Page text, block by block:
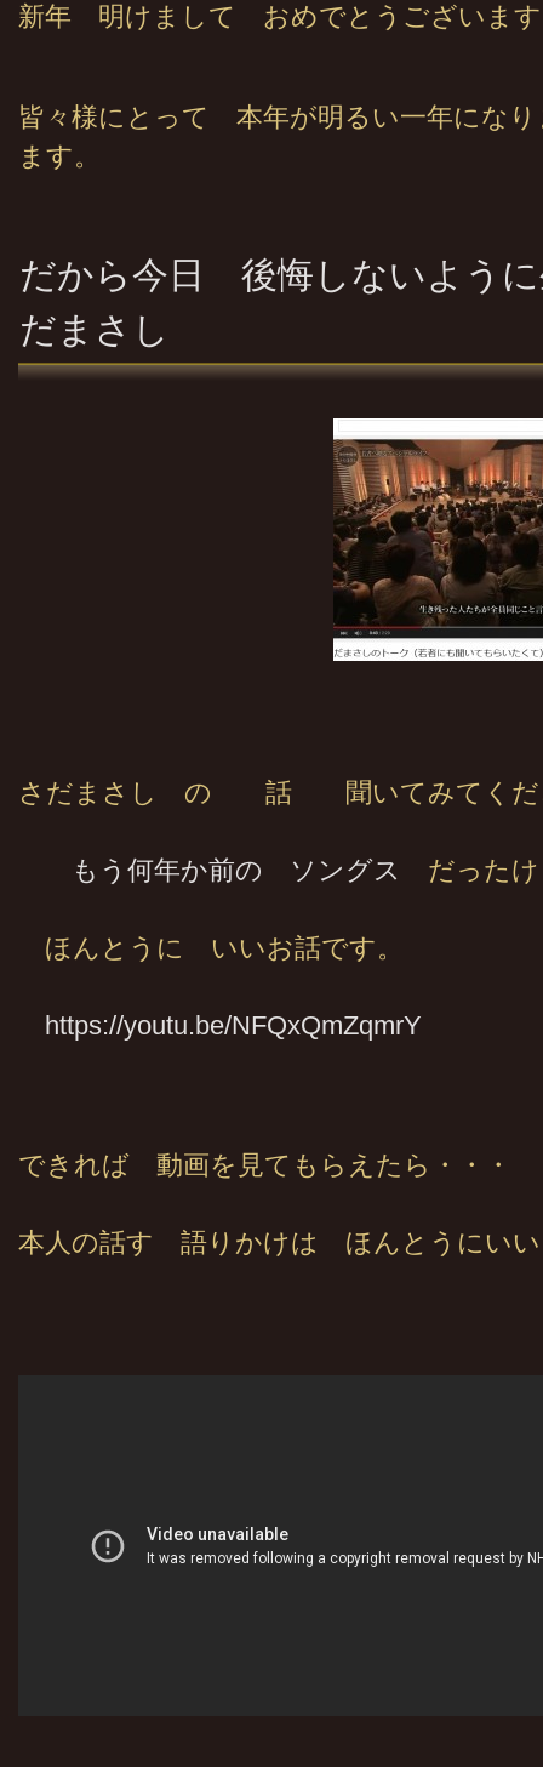
新年 明けまして おめでとうございま
皆々様にとって 本年が明るい一年にな
ます。
だから今日 後悔しないよう
だまさし
さだまさし の 話 聞いてみてくだ
もう何年か前の ソングス だった
ほんとうに いいお話です。
https://youtu.be/NFQxQmZqmrY
できれば 動画を見てもらえたら・・・
本人の話す 語りかけは ほんとうにいい